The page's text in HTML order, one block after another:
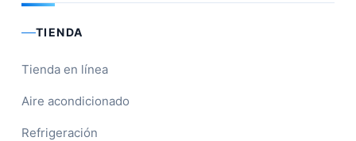
TIENDA
Tienda en línea
Aire acondicionado
Refrigeración